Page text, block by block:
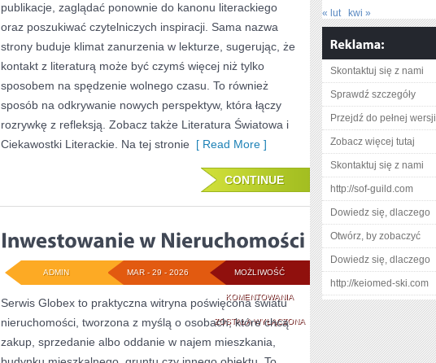
publikacje, zaglądać ponownie do kanonu literackiego
oraz poszukiwać czytelniczych inspiracji. Sama nazwa
strony buduje klimat zanurzenia w lekturze, sugerując, że
kontakt z literaturą może być czymś więcej niż tylko
sposobem na spędzenie wolnego czasu. To również
sposób na odkrywanie nowych perspektyw, która łączy
rozrywkę z refleksją. Zobacz także Literatura Światowa i
Ciekawostki Literackie. Na tej stronie [ Read More ]
CONTINUE
MOŻLIWOŚĆ
KOMENTOWANIAINWESTOWANIE
W
NIERUCHOMOŚCI
ZOSTAŁA WYŁĄCZONA
MAR - 29 - 2026
ADMIN
Serwis Globex to praktyczna witryna poświęcona światu
nieruchomości, tworzona z myślą o osobach, które chcą
zakup, sprzedanie albo oddanie w najem mieszkania,
« lut kwi »
Skontaktuj się z nami
Sprawdź szczegóły
Przejdź do pełnej wersji
Zobacz więcej tutaj
Skontaktuj się z nami
http://sof-guild.com
Dowiedz się, dlaczego
Otwórz, by zobaczyć
Dowiedz się, dlaczego
http://keiomed-ski.com